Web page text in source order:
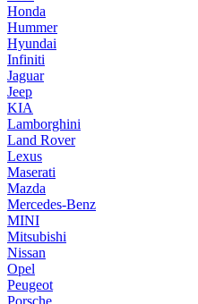
Honda
Hummer
Hyundai
Infiniti
Jaguar
Jeep
KIA
Lamborghini
Land Rover
Lexus
Maserati
Mazda
Mercedes-Benz
MINI
Mitsubishi
Nissan
Opel
Peugeot
Porsche